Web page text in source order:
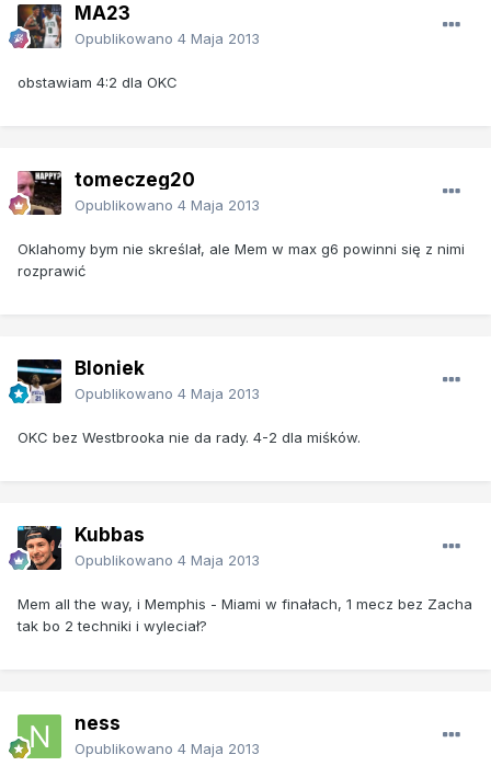
MA23
Opublikowano 4 Maja 2013
obstawiam 4:2 dla OKC
tomeczeg20
Opublikowano 4 Maja 2013
Oklahomy bym nie skreślał, ale Mem w max g6 powinni się z nimi
rozprawić
Bloniek
Opublikowano 4 Maja 2013
OKC bez Westbrooka nie da rady. 4-2 dla miśków.
Kubbas
Opublikowano 4 Maja 2013
Mem all the way, i Memphis - Miami w finałach, 1 mecz bez Zacha
tak bo 2 techniki i wyleciał?
ness
Opublikowano 4 Maja 2013